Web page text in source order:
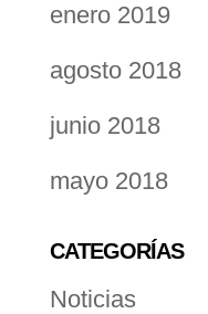
enero 2019
agosto 2018
junio 2018
mayo 2018
CATEGORÍAS
Noticias